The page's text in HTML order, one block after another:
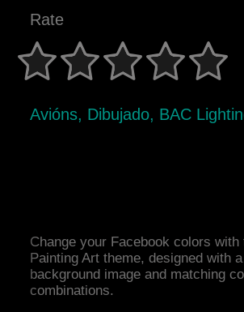
Rate
Avións, Dibujado, BAC
Change your Facebook colors with
Painting Art theme, designed with
background image and matching
combinations.